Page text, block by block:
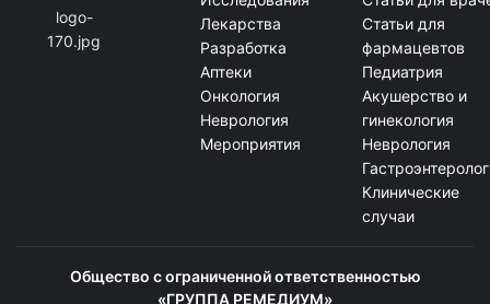
Лекарства
Разработка
Аптеки
Онкология
Неврология
Мероприятия
Статьи для
фармацевтов
Педиатрия
Акушерство и
гинекология
Неврология
Клинические
случаи
Общество с ограниченной ответственностью
«ГРУППА РЕМЕДИУМ»